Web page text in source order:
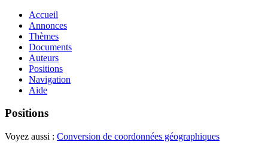
Accueil
Annonces
Thèmes
Documents
Auteurs
Positions
Navigation
Aide
Positions
Voyez aussi : Conversion de coordonnées géographiques